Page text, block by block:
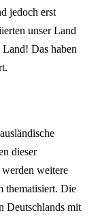
jedoch erst
unser Land
Land! Das haben
dieser
weitere
thematisiert. Die
Deutschlands mit